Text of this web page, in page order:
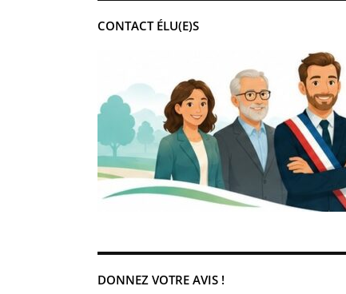
CONTACT ÉLU(E)S
DONNEZ VOTRE AVIS !